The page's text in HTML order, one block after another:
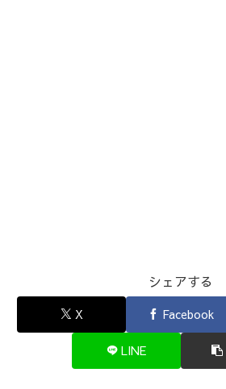
シェアする
X Facebook
LINE